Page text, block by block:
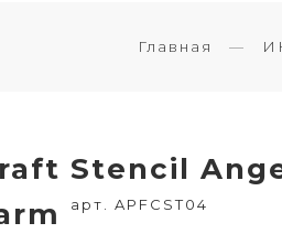
Главная
Stencil
арт. APFCST04